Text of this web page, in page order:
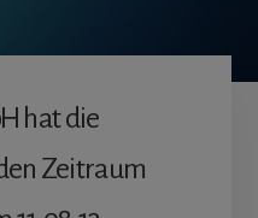
hat die
Zeitraum